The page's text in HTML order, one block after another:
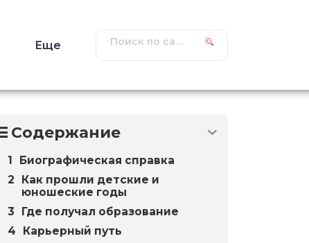
Еще
Содержание
Биографическая справка
Как прошли детские и
юношеские годы
Где получал образование
Карьерный путь